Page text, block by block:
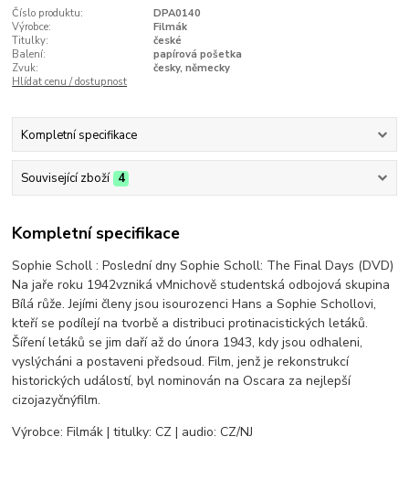
Číslo produktu:
DPA0140
Výrobce:
Filmák
Titulky:
české
Balení:
papírová pošetka
Zvuk:
česky, německy
Hlídat cenu / dostupnost
Kompletní specifikace
Související zboží 4
Kompletní specifikace
Sophie Scholl : Poslední dny Sophie Scholl: The Final Days (DVD)
Na jaře roku 1942vzniká vMnichově studentská odbojová skupina
Bílá růže. Jejími členy jsou isourozenci Hans a Sophie Schollovi,
kteří se podílejí na tvorbě a distribuci protinacistických letáků.
Šíření letáků se jim daří až do února 1943, kdy jsou odhaleni,
vyslýcháni a postaveni předsoud. Film, jenž je rekonstrukcí
historických událostí, byl nominován na Oscara za nejlepší
cizojazyčnýfilm.
Výrobce: Filmák | titulky: CZ | audio: CZ/NJ